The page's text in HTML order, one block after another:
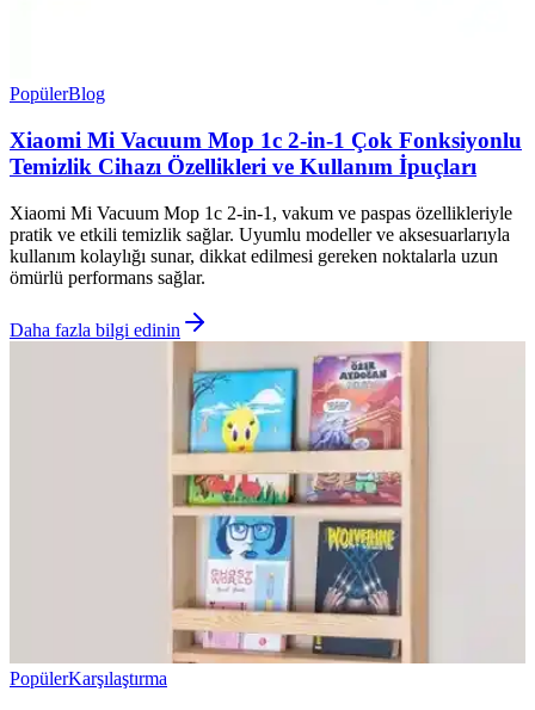
PopülerBlog
Xiaomi Mi Vacuum Mop 1c 2-in-1 Çok Fonksiyonlu
Temizlik Cihazı Özellikleri ve Kullanım İpuçları
Xiaomi Mi Vacuum Mop 1c 2-in-1, vakum ve paspas özellikleriyle
pratik ve etkili temizlik sağlar. Uyumlu modeller ve aksesuarlarıyla
kullanım kolaylığı sunar, dikkat edilmesi gereken noktalarla uzun
ömürlü performans sağlar.
Daha fazla bilgi edinin
PopülerKarşılaştırma